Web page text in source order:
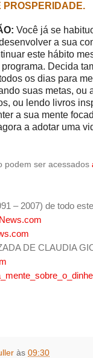
PROSPERIDADE.
Você já se
a sua
este hábito
Decida
os dias para
suas metas, ou
ou lendo livros
a sua mente
a adotar uma
podem ser acessados
– 2007) de todo
DE CLAUDIA
às 09:30